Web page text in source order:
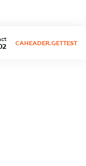
CAHEADER.GETTEST